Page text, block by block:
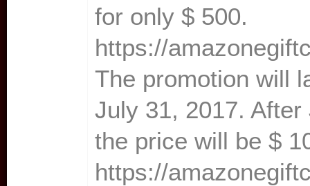
for only $ 500.
https://
The promotion will
July 31, 2017. After
the price will be $
https://